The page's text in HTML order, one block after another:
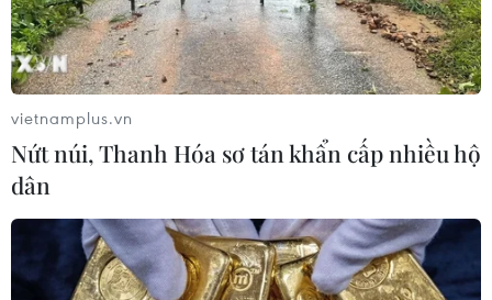
vietnamplus.vn
Nứt núi, Thanh Hóa sơ tán khẩn cấp nhiều hộ
dân